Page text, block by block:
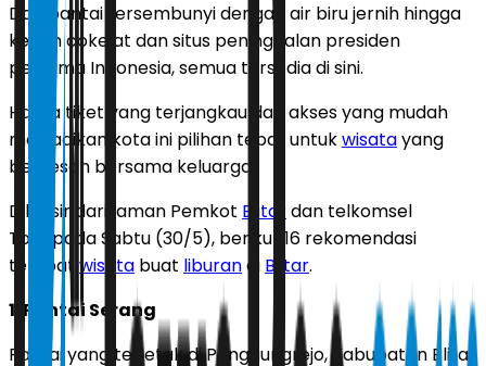
Dari pantai tersembunyi dengan air biru jernih hingga
kebun cokelat dan situs peninggalan presiden
pertama Indonesia, semua tersedia di sini.
Harga tiket yang terjangkau dan akses yang mudah
menjadikan kota ini pilihan tepat untukwisatayang
berkesan bersama keluarga.
Dilansir dari laman Pemkot Blitardan telkomsel
Tour
pada Sabtu (30/5), berikut 16 rekomendasi
tempat wisata buat liburandi Blitar.
1. Pantai Serang
Pantai yang terletak di Panggungrejo, Kabupaten Blitar